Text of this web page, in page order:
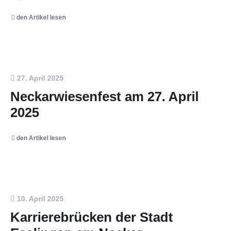
den Artikel lesen
27. April 2025
Neckarwiesenfest am 27. April
2025
den Artikel lesen
10. April 2025
Karrierebrücken der Stadt